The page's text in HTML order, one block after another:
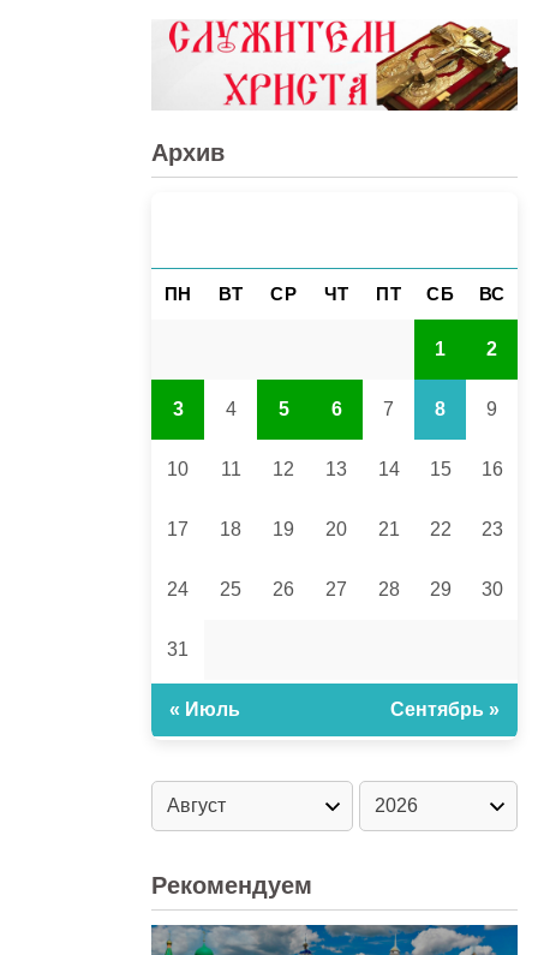
Архив
ПН ВТ СР ЧТ ПТ СБ ВС
1 2
3 4 5 6 7 8 9
10 11 12 13 14 15 16
17 18 19 20 21 22 23
24 25 26 27 28 29 30
31
« Июль Сентябрь »
Рекомендуем